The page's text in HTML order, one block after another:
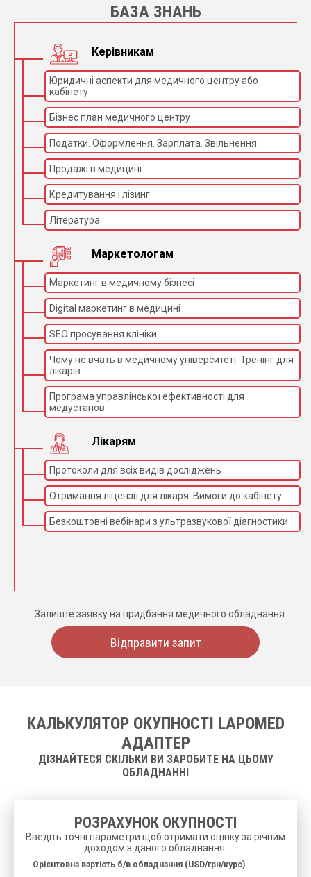
БАЗА ЗНАНЬ
Керівникам
Юридичні аспекти для медичного центру або
кабінету
Бізнес план медичного центру
Податки. Оформлення. Зарплата. Звільнення.
Продажі в медицині
Кредитування і лізинг
Література
Маркетологам
Маркетинг в медичному бізнесі
Digital маркетинг в медицині
SEO просування клініки
Чому не вчать в медичному університеті. Тренінг для
лікарів
Програма управлінської ефективності для
медустанов
Лікарям
Протоколи для всіх видів досліджень
Отримання ліцензії для лікаря. Вимоги до кабінету
Безкоштовні вебінари з ультразвукової діагностики
Залиште заявку на придбання медичного обладнання
Відправити запит
КАЛЬКУЛЯТОР ОКУПНОСТІ LAPOMED
АДАПТЕР
ДІЗНАЙТЕСЯ СКІЛЬКИ ВИ ЗАРОБИТЕ НА ЦЬОМУ
ОБЛАДНАННІ
РОЗРАХУНОК ОКУПНОСТІ
Введіть точні параметри щоб отримати оцінку за річним
доходом з даного обладнання.
Орієнтовна вартість б/в обладнання (USD/грн/курс)